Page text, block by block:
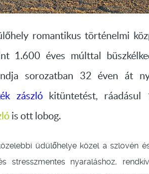
romantikus történelmi
1.600 éves múlttal
sorozatban 32 éven át
zászlókitüntetést, ráadásul
is ott lobog.
üdülőhelye közel a szlovén
stresszmentes nyaraláshoz,